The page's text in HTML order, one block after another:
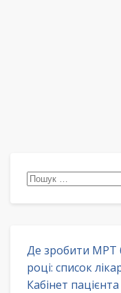
Пошук:
Де зробити МРТ
році: список
Кабінет